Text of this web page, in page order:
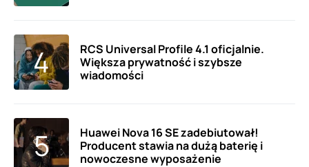
RCS Universal Profile 4.1 oficjalnie.
Większa prywatność i szybsze
wiadomości
Huawei Nova 16 SE zadebiutował!
Producent stawia na dużą baterię i
nowoczesne wyposażenie